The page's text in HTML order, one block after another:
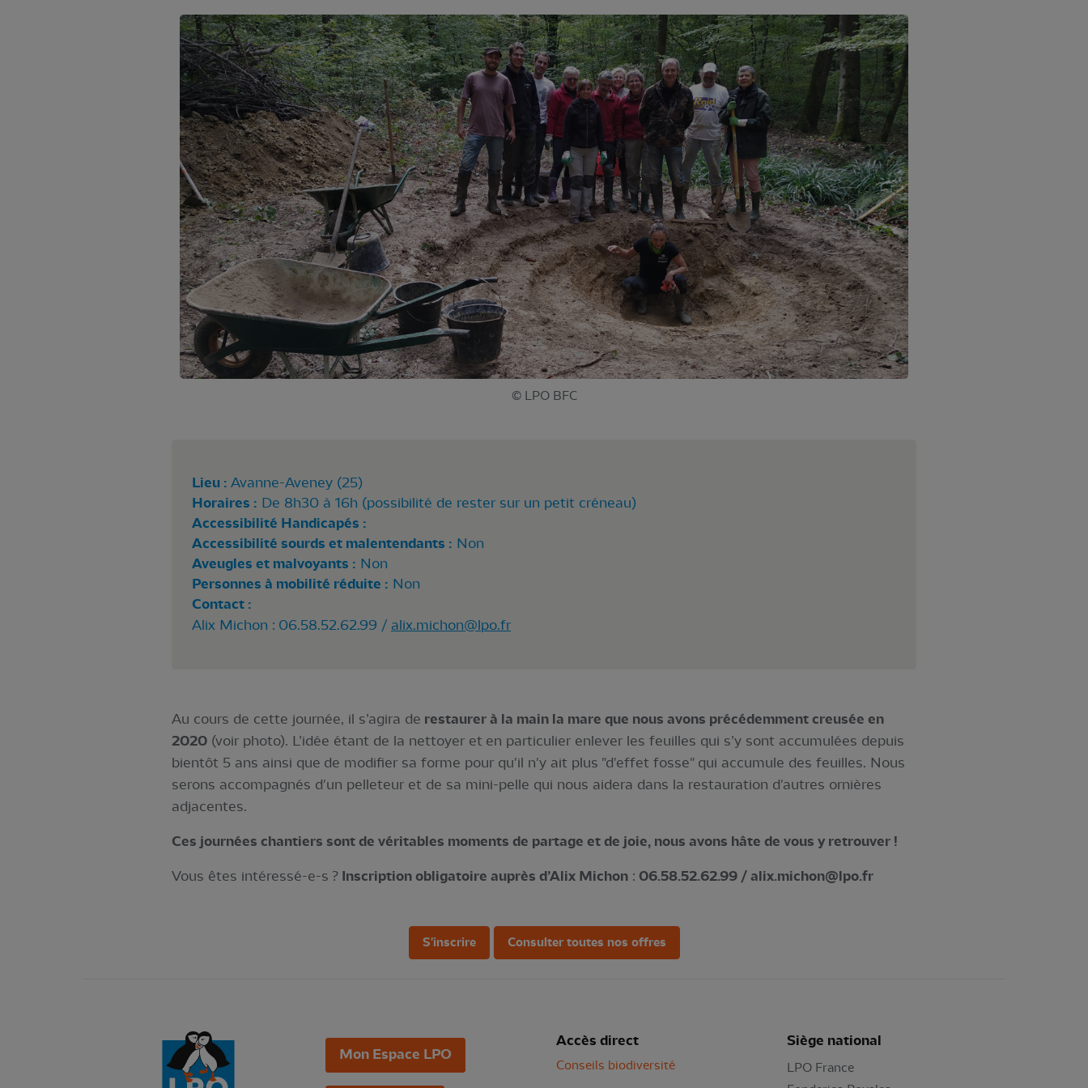
© LPO BFC
Lieu : Avanne-Aveney (25)
Horaires : De 8h30 à 16h (possibilité de rester sur un petit créneau)
Accessibilité Handicapés :
Accessibilité sourds et malentendants : Non
Aveugles et malvoyants : Non
Personnes à mobilité réduite : Non
Contact :
Alix Michon : 06.58.52.62.99 / alix.michon@lpo.fr
Au cours de cette journée, il s’agira de restaurer à la main la mare que nous avons précédemment creusée en
2020(voir photo). L’idée étant de la nettoyer et en particulier enlever les feuilles qui s’y sont accumulées depuis
bientôt 5 ans ainsi que de modifier sa forme pour qu'il n'y ait plus "d'effet fosse" qui accumule des feuilles. Nous
serons accompagnés d'un pelleteur et de sa mini-pelle qui nous aidera dans la restauration d'autres ornières
adjacentes.
Ces journées chantiers sont de véritables moments de partage et de joie, nous avons hâte de vous y retrouver !
Vous êtes intéressé-e-s ?Inscription obligatoire auprès d’Alix Michon: 06.58.52.62.99 /alix.michon@lpo.fr
S'inscrire Consulter toutes nos offres
Mon Espace LPO
Accès direct
Conseils biodiversité
Siège national
LPO France